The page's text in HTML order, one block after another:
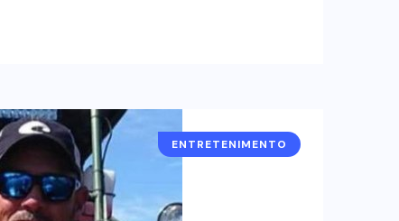
ENTRETENIMENTO